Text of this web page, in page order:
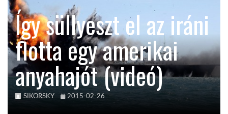
KÖZEL-KELET
AUSZTRÁLIA
A VILÁG ITTHON
Így süllyeszt el az iráni
flotta egy amerikai
anyahajót (videó)
SIKORSKY 2015-02-26